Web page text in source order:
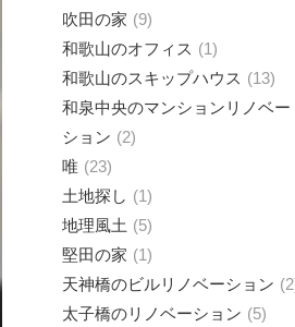
吹田の家
9
和歌山のオフィス
1
和歌山のスキップハウス
13
和泉中央のマンションリノベー
ション
2
唯
23
土地探し
1
地理風土
5
堅田の家
1
天神橋のビルリノベーション
2
太子橋のリノベーション
5